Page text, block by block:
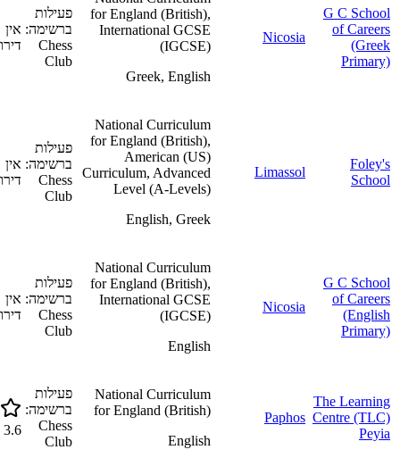
G C School
of Careers
(Greek
Primary)
Nicosia
for England (British),
International GCSE
(IGCSE)
Greek, English
פעילות
ברשימה:
Chess
Club
אין
דירוג
Foley's
School
Limassol
National Curriculum
for England (British),
American (US)
Curriculum, Advanced
Level (A-Levels)
English, Greek
פעילות
ברשימה:
Chess
Club
אין
דירוג
G C School
of Careers
(English
Primary)
Nicosia
National Curriculum
for England (British),
International GCSE
(IGCSE)
English
פעילות
ברשימה:
Chess
Club
אין
דירוג
The Learning
Centre (TLC)
Peyia
Paphos
National Curriculum
for England (British)
English
פעילות
ברשימה:
Chess
Club
3.6